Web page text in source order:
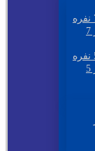
فروش اقساطی فیدلیتی پرستیژ 7
فروش اقساطی فیدلیتی پرستیژ 5